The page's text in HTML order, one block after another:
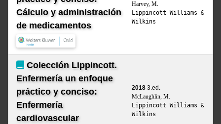
Cálculo y administración
de medicamentos
Harvey, M.
Lippincott Williams &
Wilkins
Colección Lippincott.
Enfermería un enfoque
práctico y conciso:
Enfermería
cardiovascular
2018 3.ed.
McLaughlin, M.
Lippincott Williams &
Wilkins